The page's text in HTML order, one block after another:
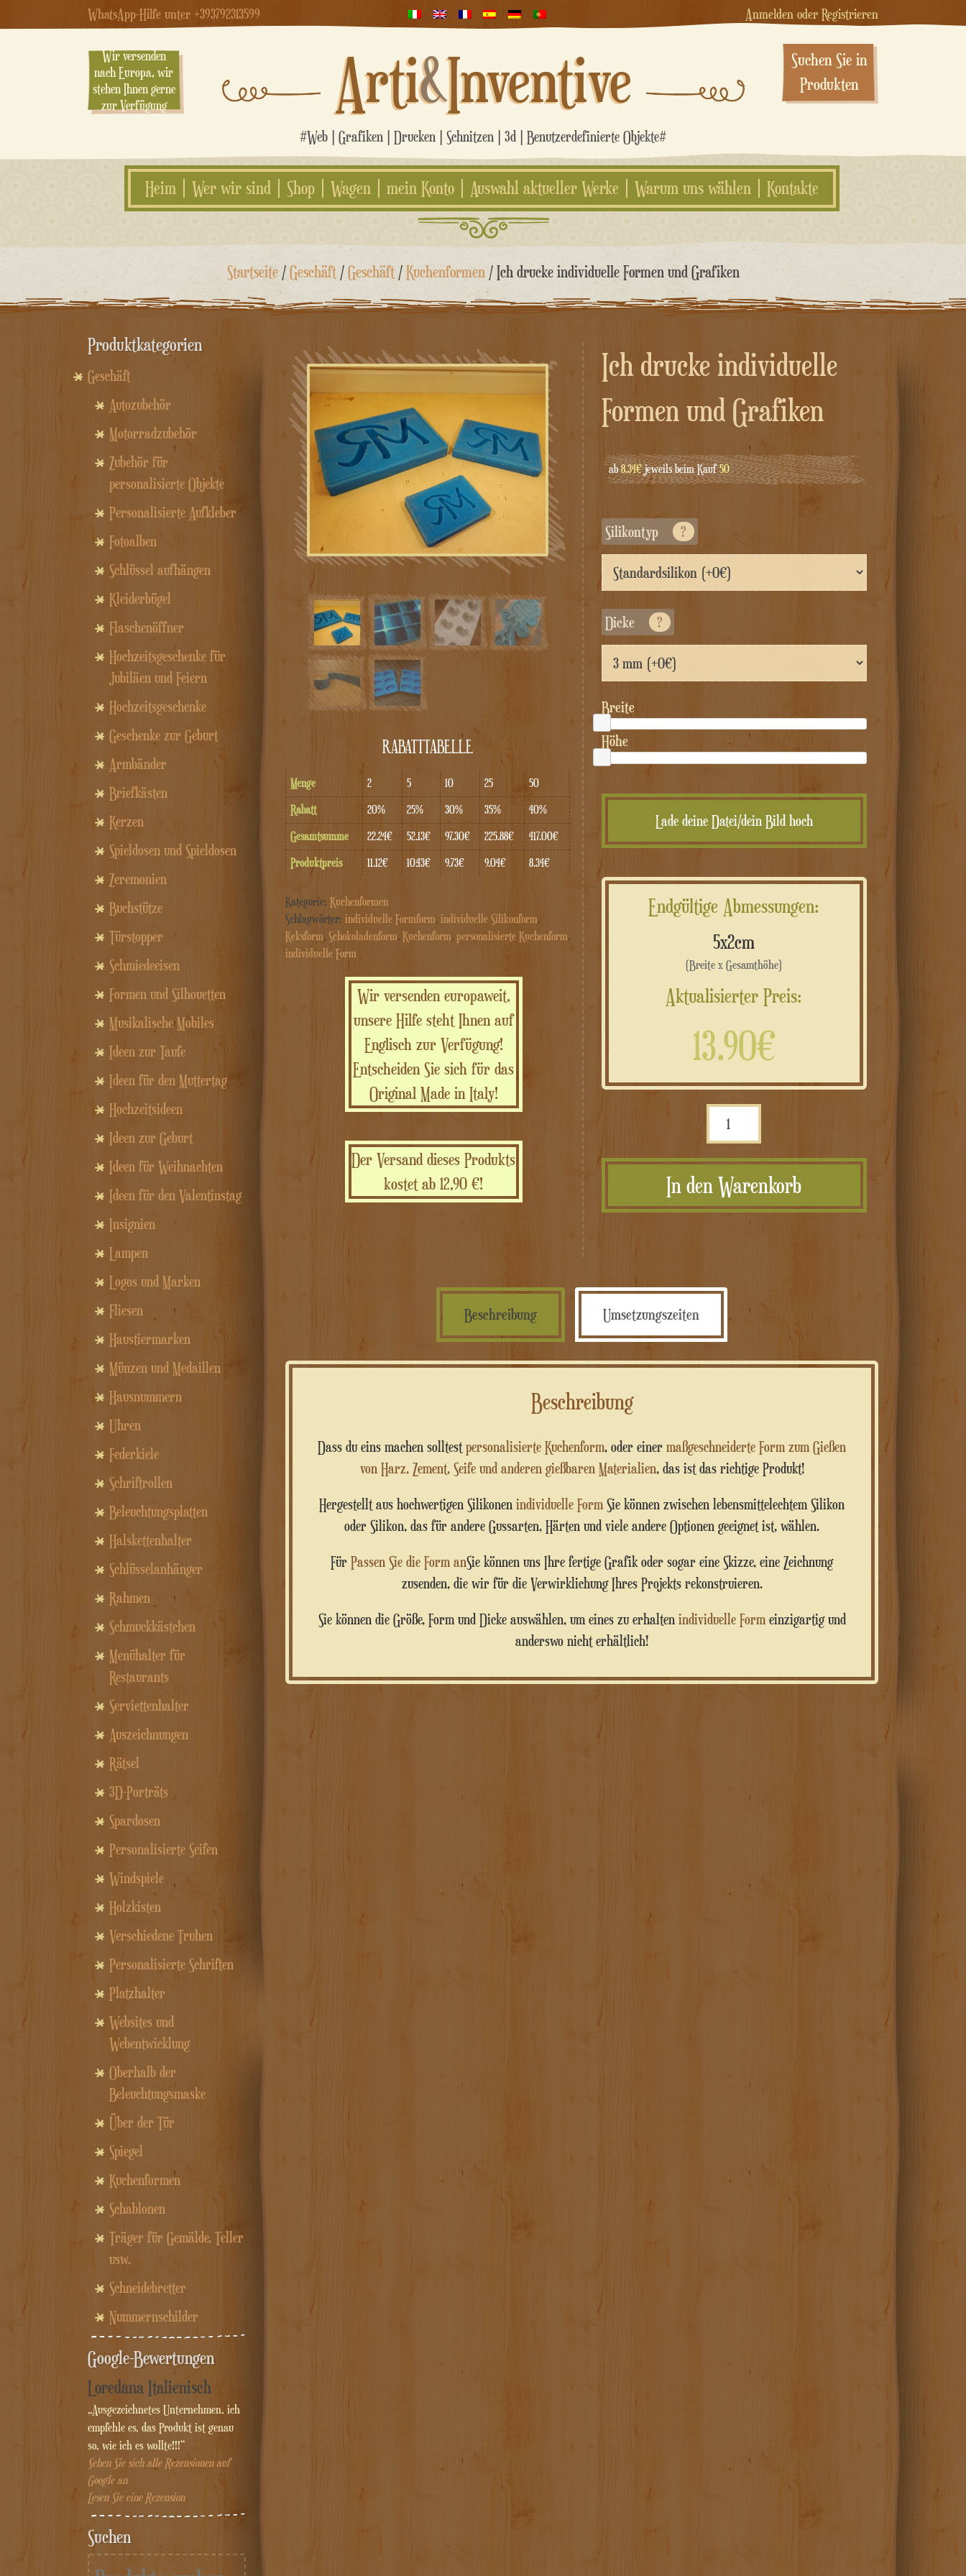
WhatsApp-Hilfe unter +393792313599 Anmelden oder Registrieren
Wir versenden
nach Europa, wir
stehen Ihnen gerne
zur Verfügung
Arti&Inventive
#Web | Grafiken | Drucken | Schnitzen | 3d | Benutzerdefinierte Objekte#
Suchen Sie in
Produkten
Heim Wer wir sind Shop Wagen mein Konto Auswahl aktueller Werke Warum uns wählen Kontakte
Zum
springen
Startseite/Geschäft/Geschäft/Kuchenformen / Ich drucke individuelle Formen und Grafiken
RABATTTABELLE
Menge 2 5 10 25
50
Rabatt
20% 25% 30% 35%
40%
Gesamtsumme
22.24€ 52.13€ 97.30€ 225.88€
417.00€
Produktpreis
11.12€ 10.43€ 9.73€ 9.04€ 8.34€
Kategorie: Kuchenformen
Schlagwörter: individuelle Formform, individuelle Silikonform,
Keksform, Schokoladenform, Kuchenform, personalisierte Kuchenform,
individuelle Form
Wir versenden europaweit,
unsere Hilfe steht Ihnen auf
Englisch zur Verfügung!
Entscheiden Sie sich für das
Original Made in Italy!
Der Versand dieses Produkts
kostet ab 12,90 €!
Ich drucke individuelle
Formen und Grafiken
ab8.34€jeweils beim Kauf50
Silikontyp ?
Dicke ?
Breite
Höhe
Lade deine Datei/dein Bild hoch
Endgültige Abmessungen:
5x2cm
(Breite x Gesamthöhe)
Aktualisierter Preis:
13.90€
forma
e
grafica
personalizzata
In den Warenkorb
Beschreibung Umsetzungszeiten
Beschreibung
Dass du eins machen solltest personalisierte Kuchenform, oder einer maßgeschneiderte Form zum Gießen
von Harz, Zement, Seife und anderen gießbaren Materialien, das ist das richtige Produkt!
Hergestellt aus hochwertigen Silikonen individuelle Form Sie können zwischen lebensmittelechtem Silikon
oder Silikon, das für andere Gussarten, Härten und viele andere Optionen geeignet ist, wählen.
Für Passen Sie die Form anSie können uns Ihre fertige Grafik oder sogar eine Skizze, eine Zeichnung
zusenden, die wir für die Verwirklichung Ihres Projekts rekonstruieren.
Sie können die Größe, Form und Dicke auswählen, um eines zu erhalten individuelle Formeinzigartig und
anderswo nicht erhältlich!
Produktkategorien
Geschäft
Autozubehör
Motorradzubehör
Zubehör für
personalisierte Objekte
Personalisierte Aufkleber
Fotoalben
Schlüssel aufhängen
Kleiderbügel
Flaschenöffner
Hochzeitsgeschenke für
Jubiläen und Feiern
Hochzeitsgeschenke
Geschenke zur Geburt
Armbänder
Briefkästen
Kerzen
Spieldosen und Spieldosen
Zeremonien
Buchstütze
Türstopper
Schmiedeeisen
Formen und Silhouetten
Musikalische Mobiles
Ideen zur Taufe
Ideen für den Muttertag
Hochzeitsideen
Ideen zur Geburt
Ideen für Weihnachten
Ideen für den Valentinstag
Insignien
Lampen
Logos und Marken
Fliesen
Haustiermarken
Münzen und Medaillen
Hausnummern
Uhren
Federkiele
Schriftrollen
Beleuchtungsplatten
Halskettenhalter
Schlüsselanhänger
Rahmen
Schmuckkästchen
Menühalter für
Restaurants
Serviettenhalter
Auszeichnungen
Rätsel
3D-Porträts
Spardosen
Personalisierte Seifen
Windspiele
Holzkisten
Verschiedene Truhen
Personalisierte Schriften
Platzhalter
Websites und
Webentwicklung
Oberhalb der
Beleuchtungsmaske
Über der Tür
Spiegel
Kuchenformen
Schablonen
Träger für Gemälde, Teller
usw.
Schneidebretter
Nummernschilder
Google-Bewertungen
Loredana Italienisch
„Ausgezeichnetes Unternehmen, ich
empfehle es, das Produkt ist genau
so, wie ich es wollte!!!“
Sehen Sie sich alle Rezensionen auf
Google an
Lesen Sie eine Rezension
Suchen
Suche